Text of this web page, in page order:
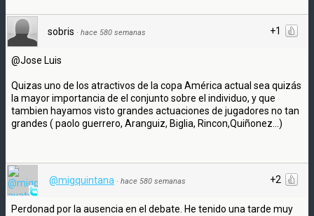
+1
sobris · hace 580 semanas
@Jose Luis
Quizas uno de los atractivos de la copa América actual sea quizás
la mayor importancia de el conjunto sobre el individuo, y que
tambien hayamos visto grandes actuaciones de jugadores no tan
grandes ( paolo guerrero, Aranguiz, Biglia, Rincon,Quiñonez...)
+2
@migquintana · hace 580 semanas
Perdonad por la ausencia en el debate. He tenido una tarde muy